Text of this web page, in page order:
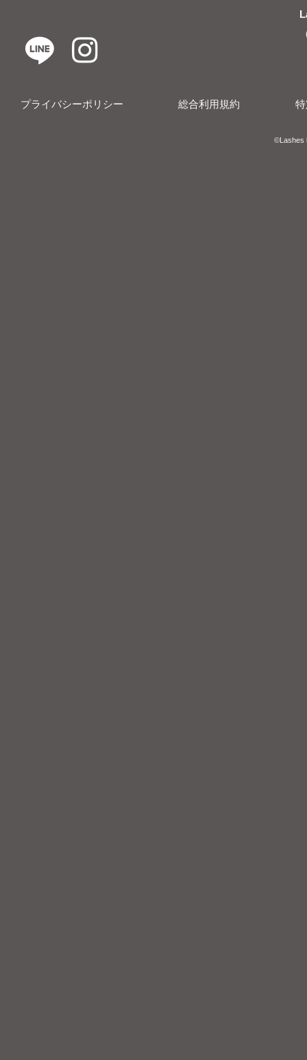
プライバシーポリシー 総合利用規約
​​©︎Lashes